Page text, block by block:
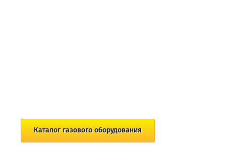
Каталог газового оборудования